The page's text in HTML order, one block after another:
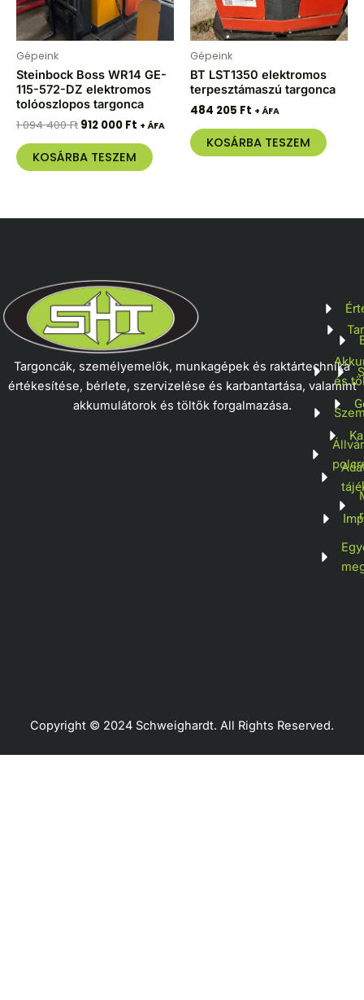
Gépeink
Steinbock Boss WR14 GE-
115-572-DZ elektromos
tolóoszlopos targonca
1 094 400Ft 912 000 Ft + ÁFA
KOSÁRBA TESZEM
Gépeink
BT LST1350 elektromos
terpesztámaszú targonca
484 205 Ft + ÁFA
KOSÁRBA TESZEM
Targoncák, személyemelők, munkagépek és raktártechnika
értékesítése, bérlete, szervizelése és karbantartása, valamint
akkumulátorok és töltők forgalmazása.
és
Copyright © 2024 Schweighardt. All Rights Reserved.